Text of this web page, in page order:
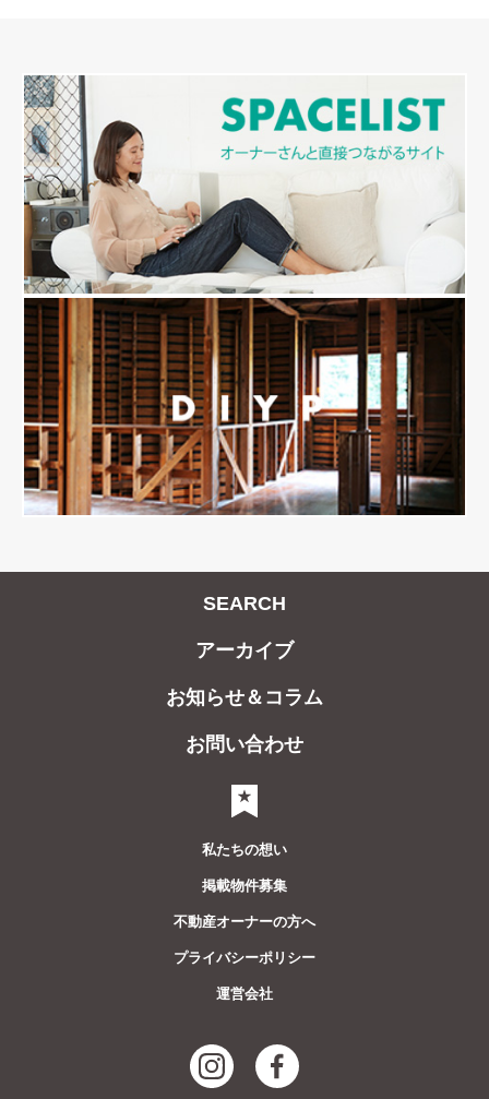
SEARCH
アーカイブ
お知らせ＆コラム
お問い合わせ
私たちの想い
掲載物件募集
不動産オーナーの方へ
プライバシーポリシー
運営会社